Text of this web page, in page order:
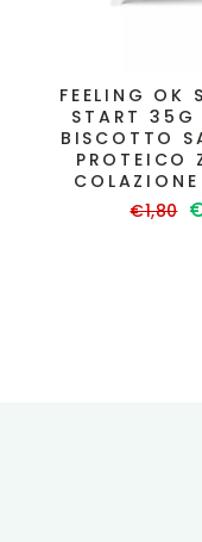
FEELING OK
START 35G
BISCOTTO
PROTEICO
Prezzo
€1,80